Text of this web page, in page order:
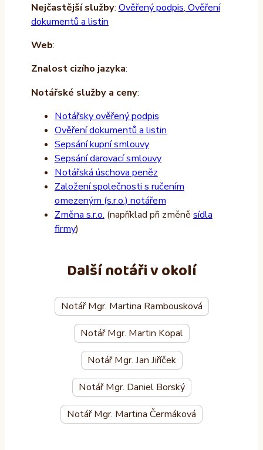
Nejčastější služby: Ověřený podpis, Ověření
dokumentů a listin
Web:
Znalost cizího jazyka:
Notářské služby a ceny:
Notářsky ověřený podpis
Ověření dokumentů a listin
Sepsání kupní smlouvy
Sepsání darovací smlouvy
Notářská úschova peněz
Založení společnosti s ručením
omezeným (s.r.o.) notářem
Změna s.r.o. (například při změně sídla
firmy)
Další notáři v okolí
Notář Mgr. Martina Rambousková
Notář Mgr. Martin Kopal
Notář Mgr. Jan Jiříček
Notář Mgr. Daniel Borský
Notář Mgr. Martina Čermáková